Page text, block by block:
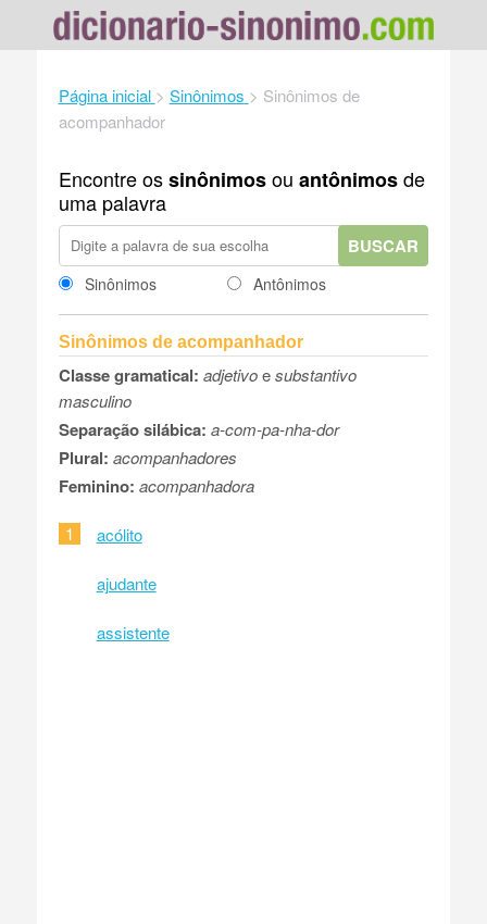
Página inicial > Sinônimos > Sinônimos de
acompanhador
Encontre ossinônimosou antônimosde
uma palavra
BUSCAR
Sinônimos Antônimos
Sinônimos de acompanhador
Classe gramatical: adjetivoesubstantivo
masculino
Separação silábica: a-com-pa-nha-dor
Plural: acompanhadores
Feminino: acompanhadora
1 acólito
ajudante
assistente